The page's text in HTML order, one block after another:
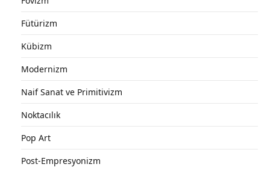
Fütürizm
Kübizm
Modernizm
Naif Sanat ve Primitivizm
Noktacılık
Pop Art
Post-Empresyonizm